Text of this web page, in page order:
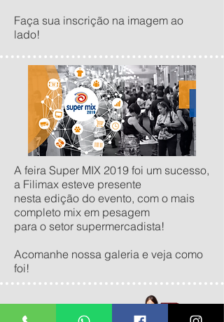
Faça sua inscrição na imagem ao
lado!
A feira Super MIX 2019 foi um sucesso,
a Filimax esteve presente
nesta edição do evento, com o mais
completo mix em pesagem
para o setor supermercadista!
Acomanhe nossa galeria e veja como
foi!